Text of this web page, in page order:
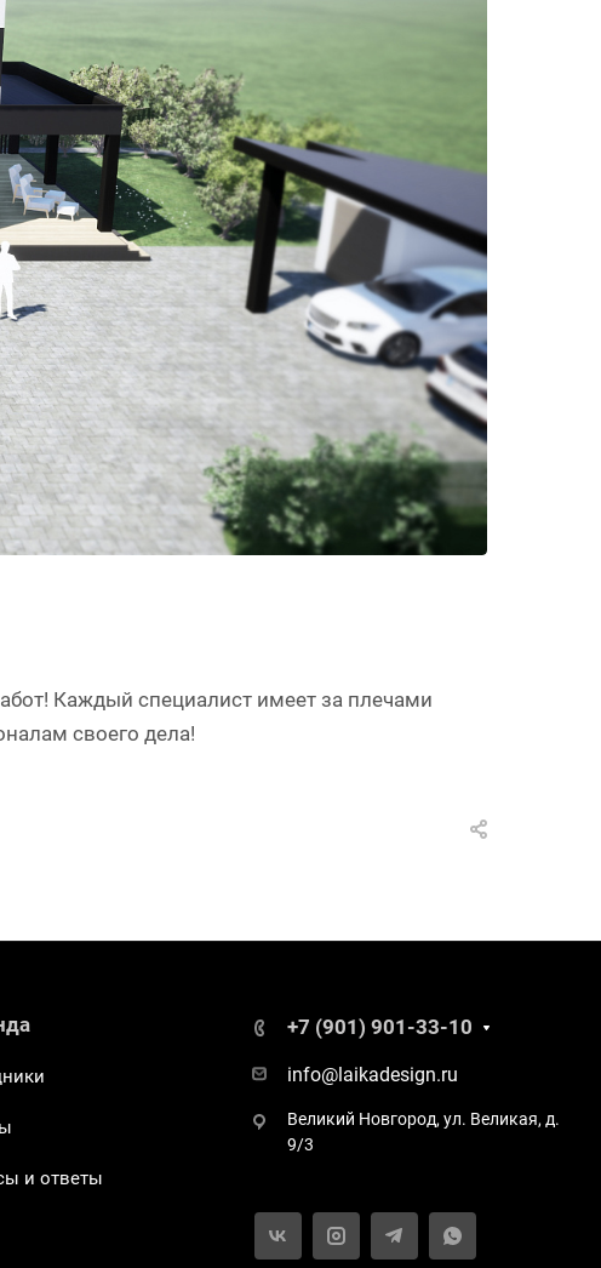
Каждый специалист имеет за плечами
своего дела!
и ответы
+7 (901) 901-33-10
info@laikadesign.ru
Великий Новгород, ул. Великая, д.
9/3